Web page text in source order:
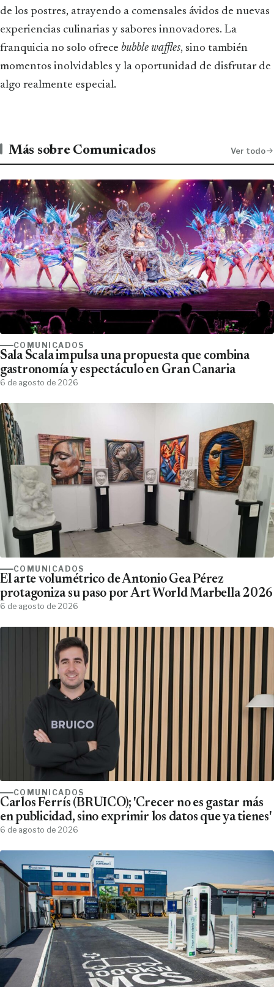
de los postres, atrayendo a comensales ávidos de nuevas
experiencias culinarias y sabores innovadores. La
franquicia no solo ofrece bubble waffles, sino también
momentos inolvidables y la oportunidad de disfrutar de
algo realmente especial.
Más sobre Comunicados Ver todo
COMUNICADOS
Sala Scala impulsa una propuesta que combina
gastronomía y espectáculo en Gran Canaria
6 de agosto de 2026
COMUNICADOS
El arte volumétrico de Antonio Gea Pérez
protagoniza su paso por Art World Marbella 2026
6 de agosto de 2026
COMUNICADOS
Carlos Ferrís (BRUICO); 'Crecer no es gastar más
en publicidad, sino exprimir los datos que ya tienes'
6 de agosto de 2026